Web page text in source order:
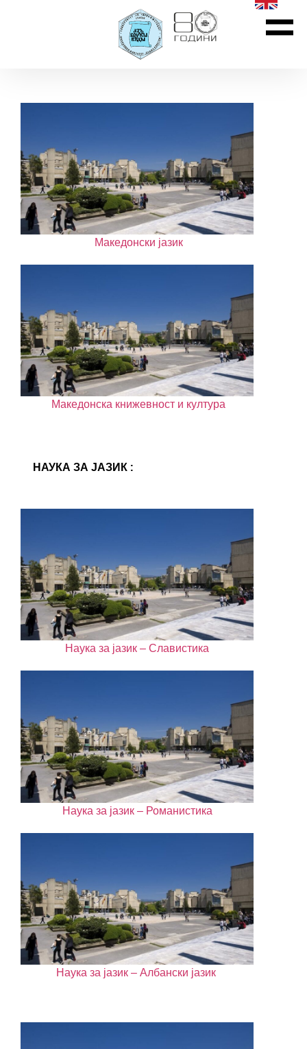
Mакедонски јазик
Mакедонска книжевност и култура
НАУКА ЗА ЈАЗИК :
Наука за јазик – Славистика
Наука за јазик – Романистика
Наука за јазик – Албански јазик